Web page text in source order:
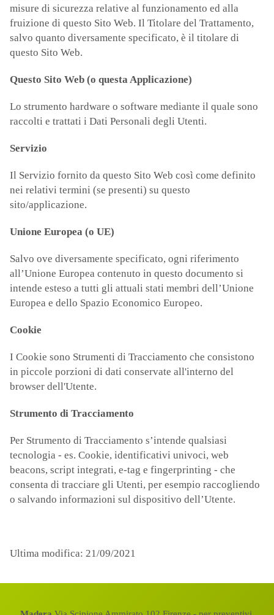
misure di sicurezza relative al funzionamento ed alla
fruizione di questo Sito Web. Il Titolare del Trattamento,
salvo quanto diversamente specificato, è il titolare di
questo Sito Web.
Questo Sito Web (o questa Applicazione)
Lo strumento hardware o software mediante il quale sono
raccolti e trattati i Dati Personali degli Utenti.
Servizio
Il Servizio fornito da questo Sito Web così come definito
nei relativi termini (se presenti) su questo
sito/applicazione.
Unione Europea (o UE)
Salvo ove diversamente specificato, ogni riferimento
all’Unione Europea contenuto in questo documento si
intende esteso a tutti gli attuali stati membri dell’Unione
Europea e dello Spazio Economico Europeo.
Cookie
I Cookie sono Strumenti di Tracciamento che consistono
in piccole porzioni di dati conservate all'interno del
browser dell'Utente.
Strumento di Tracciamento
Per Strumento di Tracciamento s’intende qualsiasi
tecnologia - es. Cookie, identificativi univoci, web
beacons, script integrati, e-tag e fingerprinting - che
consenta di tracciare gli Utenti, per esempio raccogliendo
o salvando informazioni sul dispositivo dell’Utente.
Ultima modifica: 21/09/2021